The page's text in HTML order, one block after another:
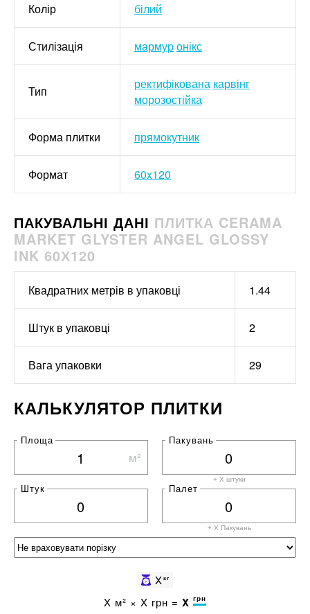
Колір білий
Стилізація мармуронікс
Тип ректифікована карвінг
морозостійка
Форма плитки прямокутник
Формат 60x120
ПАКУВАЛЬНІ ДАНІ ПЛИТКА CERAMA
MARKET GLYSTER ANGEL GLOSSY
INK 60Х120
Квадратних метрів в упаковці 1.44
Штук в упаковці 2
Вага упаковки 29
КАЛЬКУЛЯТОР ПЛИТКИ
Площа
м²
Пакувань
+ X штуки
Штук Палет
+ X Пакувань
Xкг
X м² × X грн = X грн